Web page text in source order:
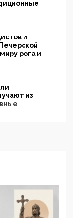
и
рога и
из
но